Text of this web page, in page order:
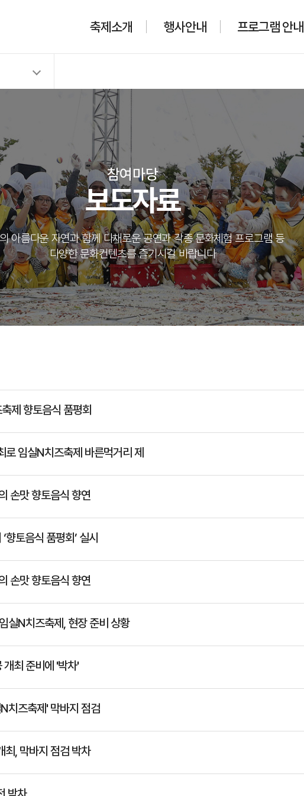
축제소개 행사안내 프로그램 안내
참여마당
보도자료
아름다운 자연과 함께 다채로운 공연과 각종 문화체험 프로그램 등
다양한 문화컨텐츠를 즐기시길 바랍니다
제 향토음식 품평회
임실N치즈축제 바른먹거리 제
손맛 향토음식 향연
토음식 품평회’ 실시
손맛 향토음식 향연
실N치즈축제, 현장 준비 상황
최 준비에 '박차'
치즈축제' 막바지 점검
, 막바지 점검 박차